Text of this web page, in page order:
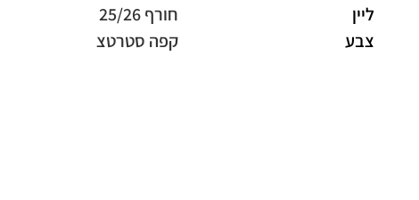
ליין
חורף 25/26
צבע
קפה סטרטצ